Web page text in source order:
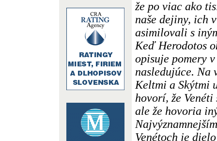
že po viac ako
naše dejiny, ich
asimilovali s
Keď Herodotos
opisuje pomery
nasledujúce. Na
Keltmi a Skýtmi
hovorí, že
ale že hovoria
Venétoch je